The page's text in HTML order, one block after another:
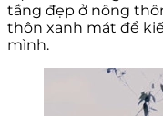
tầng đẹp ở nông
thôn xanh mát để
mình.